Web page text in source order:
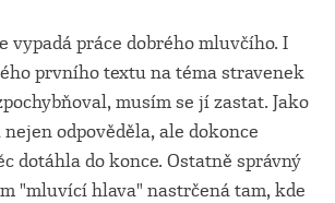
vypadá práce dobrého mluvčího. I
prvního textu na téma stravenek
musím se jí zastat. Jako
odpověděla, ale dokonce
dotáhla do konce. Ostatně správný
"mluvící hlava" nastrčená tam, kde